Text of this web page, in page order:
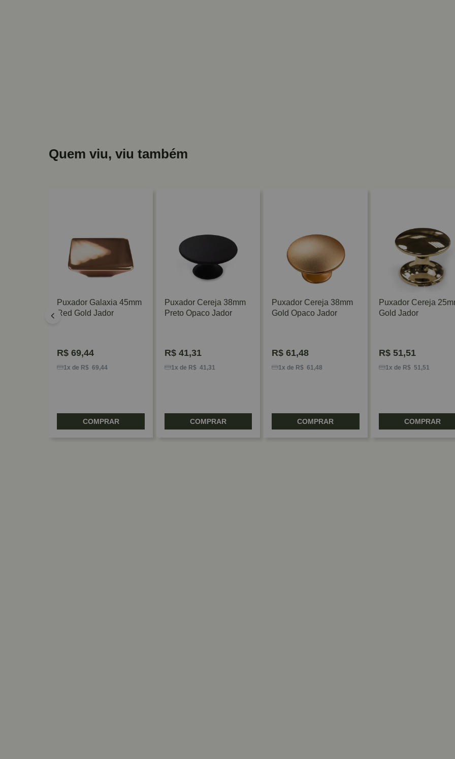
Quem viu, viu também
Puxador Galaxia 45mm
Red Gold Jador
R$ 69,44
1x de R$ 69,44
COMPRAR
Puxador Cereja 38mm
Preto Opaco Jador
R$41,31
1x de R$ 41,31
COMPRAR
Puxador Cereja 38mm
Gold Opaco Jador
R$61,48
1x de R$ 61,48
COMPRAR
Puxador Cereja
Gold Jador
R$51,51
1x de R$ 51,51
COMPRAR